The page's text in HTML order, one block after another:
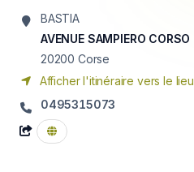
BASTIA
AVENUE SAMPIERO CORSO
20200 Corse
Afficher l'itinéraire vers le lieu
0495315073